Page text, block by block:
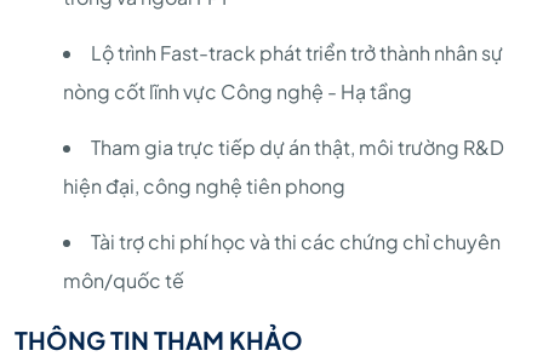
Lộ trình Fast-track phát triển trở thành nhân sự
nòng cốt lĩnh vực Công nghệ - Hạ tầng
Tham gia trực tiếp dự án thật, môi trường R&D
hiện đại, công nghệ tiên phong
Tài trợ chi phí học và thi các chứng chỉ chuyên
môn/quốc tế
THÔNG TIN THAM KHẢO